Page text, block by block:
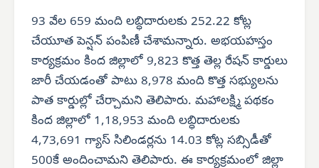
93 వేల 659 మంది లబ్ధిదారులకు 252.22 కోట్ల
చేయూత పెన్షన్ పంపిణీ చేశామన్నారు. అభయహస్తం
కార్యక్రమం కింద జిల్లాలో 9,823 కొత్త తెల్ల రేషన్ కార్డులు
జారీ చేయడంతో పాటు 8,978 మంది కొత్త సభ్యులను
పాత కార్డుల్లో చేర్చామని తెలిపారు. మహాలక్ష్మి పథకం
కింద జిల్లాలో 1,18,953 మంది లబ్ధిదారులకు
4,73,691 గ్యాస్ సిలిండర్లను 14.03 కోట్ల సబ్సిడీతో
500కే అందించామని తెలిపారు. ఈ కార్యక్రమంలో జిల్లా